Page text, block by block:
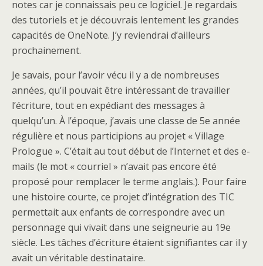
notes car je connaissais peu ce logiciel. Je regardais
des tutoriels et je découvrais lentement les grandes
capacités de OneNote. J’y reviendrai d’ailleurs
prochainement.
Je savais, pour l’avoir vécu il y a de nombreuses
années, qu’il pouvait être intéressant de travailler
l’écriture, tout en expédiant des messages à
quelqu’un. À l’époque, j’avais une classe de 5e année
régulière et nous participions au projet « Village
Prologue ». C’était au tout début de l’Internet et des e-
mails (le mot « courriel » n’avait pas encore été
proposé pour remplacer le terme anglais.). Pour faire
une histoire courte, ce projet d’intégration des TIC
permettait aux enfants de correspondre avec un
personnage qui vivait dans une seigneurie au 19e
siècle. Les tâches d’écriture étaient signifiantes car il y
avait un véritable destinataire.